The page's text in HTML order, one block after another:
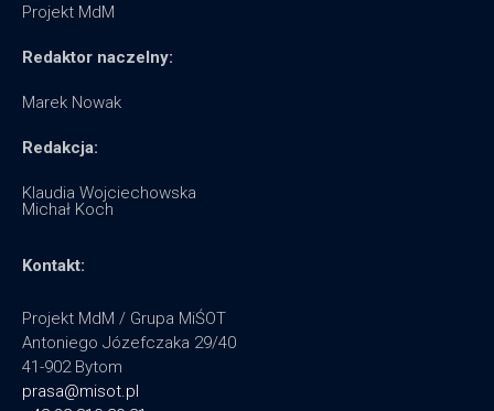
Projekt MdM
Redaktor naczelny:
Marek Nowak
Redakcja:
Klaudia Wojciechowska
Michał Koch
Kontakt:
Projekt MdM / Grupa MiŚOT
Antoniego Józefczaka 29/40
41-902 Bytom
prasa@misot.pl